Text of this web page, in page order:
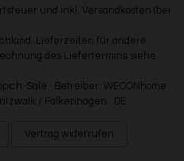
und inkl. Versandkosten (bei
Lieferzeiten für andere
des Liefertermins siehe
Sale · Betreiber: WECONhome
/ Falkenhagen · DE
Vertrag widerrufen